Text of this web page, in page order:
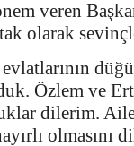
veren
olarak
Özlem ve
dilerim.
olmasını